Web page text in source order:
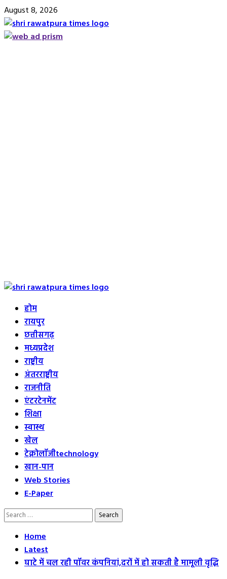
Skip
to
content
August 8, 2026
Primary
होम
रायपुर
छत्तीसगढ़
मध्यप्रदेश
राष्ट्रीय
अंतरराष्ट्रीय
राजनीति
एंटरटेनमेंट
शिक्षा
स्वास्थ
खेल
टेक्नोलॉजीtechnology
खान-पान
Web Stories
E-Paper
Search
Home
Latest
घाटे में चल रही पॉवर कंपनियां,दरों में हो सकती है मामूली वृद्धि